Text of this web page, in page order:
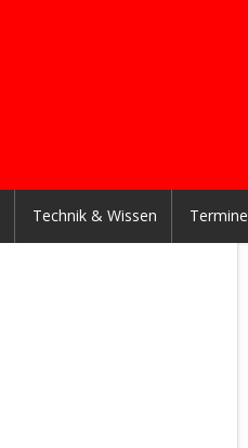
Technik & Wissen Termine